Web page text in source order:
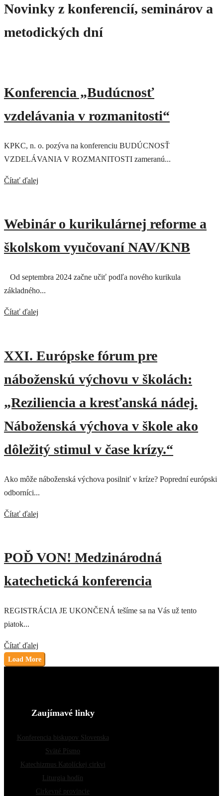
Novinky z konferencií, seminárov a
metodických dní
Konferencia „Budúcnosť
vzdelávania v rozmanitosti“
KPKC, n. o. pozýva na konferenciu BUDÚCNOSŤ
VZDELÁVANIA V ROZMANITOSTI zameranú...
Čítať ďalej
Webinár o kurikulárnej reforme a
školskom vyučovaní NAV/KNB
Od septembra 2024 začne učiť podľa nového kurikula
základného...
Čítať ďalej
XXI. Európske fórum pre
náboženskú výchovu v školách:
„Reziliencia a kresťanská nádej.
Náboženská výchova v škole ako
dôležitý stimul v čase krízy.“
Ako môže náboženská výchova posilniť v kríze? Poprední európski
odborníci...
Čítať ďalej
POĎ VON! Medzinárodná
katechetická konferencia
REGISTRÁCIA JE UKONČENÁ tešíme sa na Vás už tento
piatok...
Čítať ďalej
Load More
Zaujímavé linky
Konferencia biskupov Slovenska
Sväté Písmo
Katechizmus Katolíckej cirkvi
Liturgia hodín
Cirkevné provincie